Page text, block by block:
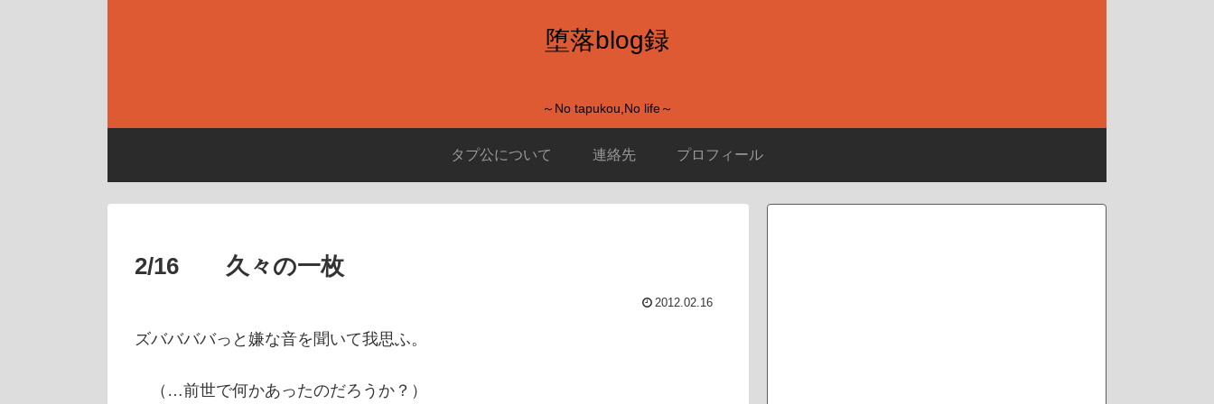
堕落blog録
～No tapukou,No life～
タプ公について 連絡先 プロフィール
2/16 久々の一枚
2012.02.16
ズババババっと嫌な音を聞いて我思ふ。
（…前世で何かあったのだろうか？）